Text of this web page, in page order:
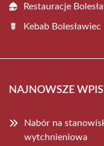
Restauracje
Kebab Bolesławiec
NAJNOWSZE
Nabór na
wytchnieniowa